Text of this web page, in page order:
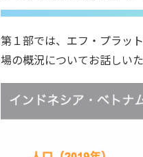
第１部では、エフ・プラッ
場の概況についてお話しい